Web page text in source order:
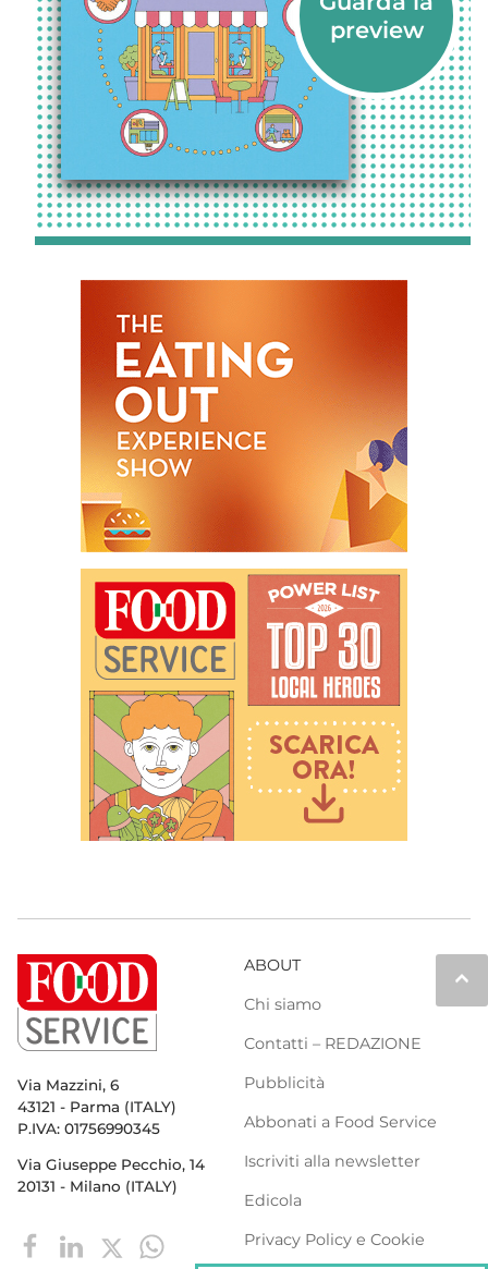
keyboard_arrow_up
Via Mazzini, 6
43121 - Parma (ITALY)
P.IVA: 01756990345
Via Giuseppe Pecchio, 14
20131 - Milano (ITALY)
ABOUT
Chi siamo
Contatti – REDAZIONE
Pubblicità
Abbonati a Food Service
Iscriviti alla newsletter
Edicola
Privacy Policy e Cookie